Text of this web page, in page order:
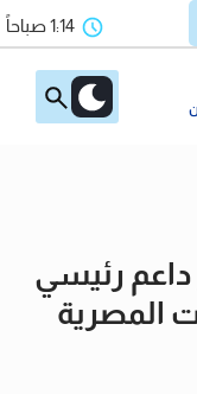
1:14 صباحاً
داعم رئيسي
المصرية